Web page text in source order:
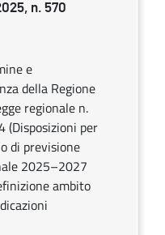
n. 570
e
della Regione
regionale n.
(Disposizioni per
di previsione
2025–2027
ambito